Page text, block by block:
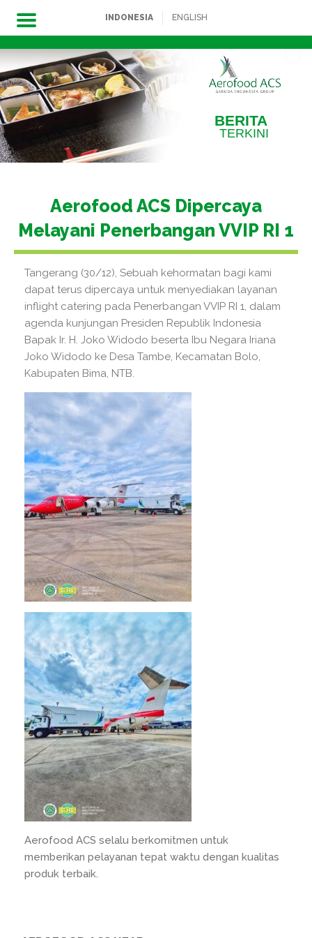
Skip
to
content
BERITA
TERKINI
INDONESIA ENGLISH
Aerofood ACS Dipercaya
Melayani Penerbangan VVIP RI 1
Tangerang (30/12), Sebuah kehormatan bagi kami
dapat terus dipercaya untuk menyediakan layanan
inflight catering pada Penerbangan VVIP RI 1, dalam
agenda kunjungan Presiden Republik Indonesia
Bapak Ir. H. Joko Widodo beserta Ibu Negara Iriana
Joko Widodo ke Desa Tambe, Kecamatan Bolo,
Kabupaten Bima, NTB.
Aerofood ACS selalu berkomitmen untuk
memberikan pelayanan tepat waktu dengan kualitas
produk terbaik.